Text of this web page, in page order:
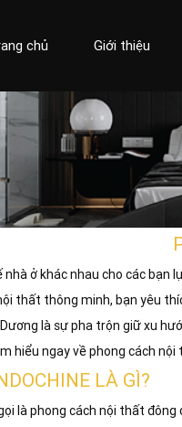
chủ Giới thiệu
ở khác nhau cho các
thất thông minh, bạn yêu
là sự pha trộn giữ xu
hiểu ngay về phong cách nội
LÀ GÌ?
là phong cách nội thất